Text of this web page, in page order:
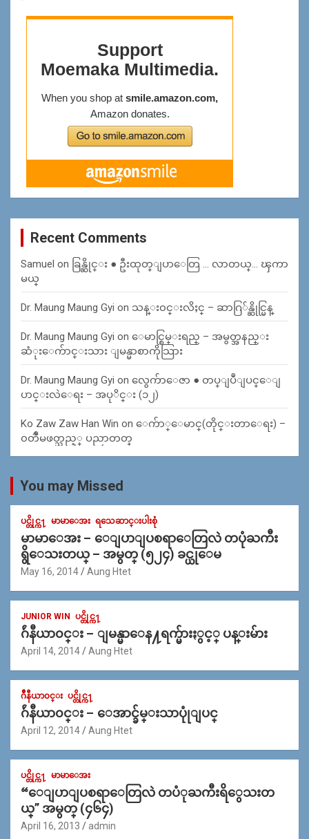
Recent Comments
Samuel on ခြန္ဆိုင္း ● ဦးထုတ္ျပာေတြ … လာတယ္… ၾကာ
မယ္
Dr. Maung Maung Gyi on သန္း၀င္းလိႈင္ – ဆာဂြ်န္ဆိုင္မြန္
Dr. Maung Maung Gyi on ေမာင္စြမ္းရည္ – အမွတ္အနည္း
ဆံုးေက်ာင္းသား ျမန္မာစာကိုသြား
Dr. Maung Maung Gyi on လွေက်ာေဇာ ● တပ္ျပဳျပင္ေျ
ပာင္းလဲေရး – အပုိင္း (၁၂)
Ko Zaw Zaw Han Win on ေက်ာ္ေမာင္(တိုင္းတာေရး) –
၀တၳဳမဖတ္သည့္ ပညာတတ္
You may Missed
ပင္တိုင္က႑ မာမာေအး ရသေဆာင္းပါးစုံ
မာမာေအး – ေျပာျပစရာေတြလဲ တပုံႀကီး
ရွိေသးတယ္ – အမွတ္ (၅၂၄) ခင္ယုေမ
May 16, 2014 Aung Htet
JUNIOR WIN ပင္တိုင္က႑
ဂ်ဴနီယာ၀င္း – ျမန္မာေန႔ရက္မ်ားႏွင့္ ပန္းမ်ား
April 14, 2014 Aung Htet
ဂ်ဳနီယာ၀င္း ပင္တိုင္က႑
ဂ်ဴနီယာ၀င္း – ေအာင္ခ်မ္းသာပုုံျပင္
April 12, 2014 Aung Htet
ပင္တိုင္က႑ မာမာေအး
“ေျပာျပစရာေတြလဲ တပံုႀကီးရိွေသးတ
ယ္” အမွတ္ (၄၆၄)
April 16, 2013 admin